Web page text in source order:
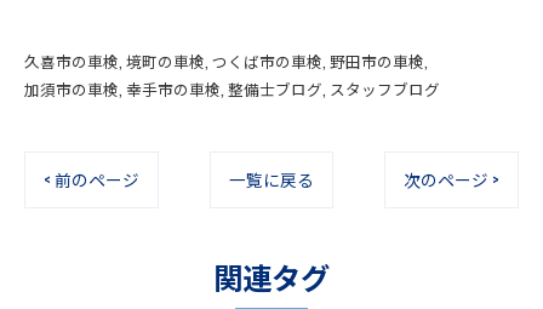
久喜市の車検 境町の車検 つくば市の車検 野田市の車検
加須市の車検 幸手市の車検 整備士ブログ スタッフブログ
< 前のページ 一覧に戻る 次のページ >
関連タグ